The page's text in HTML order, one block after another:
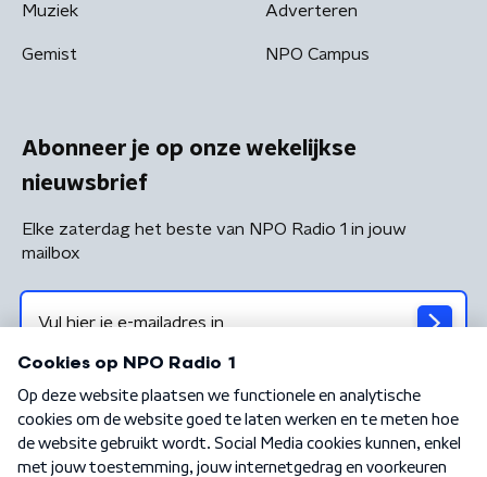
Muziek
Gemist
Adverteren
NPO Campus
Abonneer je op onze wekelijkse
nieuwsbrief
Elke zaterdag het beste van NPO Radio 1 in jouw
mailbox
Algemene voorwaarden